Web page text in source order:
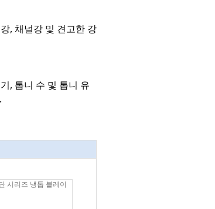
, 채널강 및 견고한 강
, 톱니 수 및 톱니 유